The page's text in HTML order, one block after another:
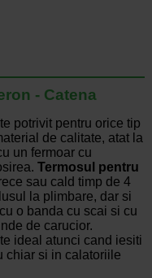
- Catena
potrivit pentru orice tip
de calitate, atat la
un fermoar cu
Termosul pentru
sau cald timp de 4
la plimbare, dar si
o banda cu scai si cu
de carucior.
ideal atunci cand iesiti
chiar si in calatoriile